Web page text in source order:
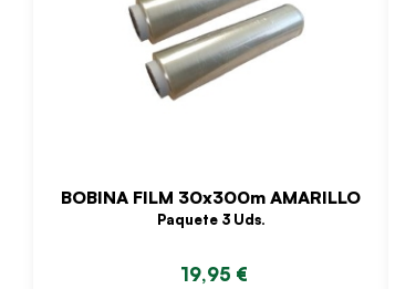
BOBINA FILM 30x300m AMARILLO
Paquete 3 Uds.
19,95 €